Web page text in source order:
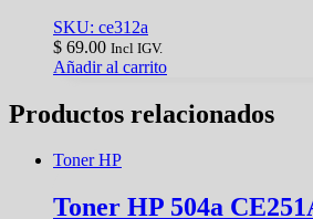
SKU: ce312a
$ 69.00 Incl IGV.
Añadir al carrito
Productos relacionados
Toner HP
Toner HP 504a